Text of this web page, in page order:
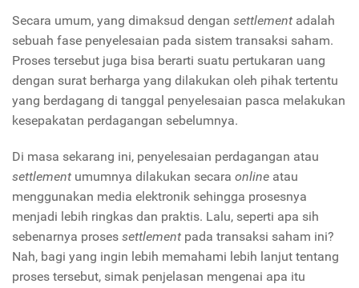
Secara umum, yang dimaksud dengan settlement adalah
sebuah fase penyelesaian pada sistem transaksi saham.
Proses tersebut juga bisa berarti suatu pertukaran uang
dengan surat berharga yang dilakukan oleh pihak tertentu
yang berdagang di tanggal penyelesaian pasca melakukan
kesepakatan perdagangan sebelumnya.
Di masa sekarang ini, penyelesaian perdagangan atau
settlement umumnya dilakukan secara online atau
menggunakan media elektronik sehingga prosesnya
menjadi lebih ringkas dan praktis. Lalu, seperti apa sih
sebenarnya proses settlement pada transaksi saham ini?
Nah, bagi yang ingin lebih memahami lebih lanjut tentang
proses tersebut, simak penjelasan mengenai apa itu